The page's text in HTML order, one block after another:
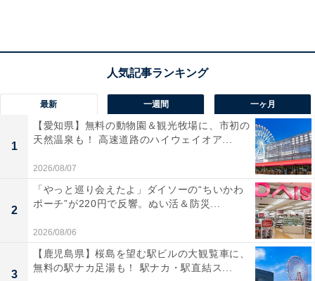
すぎず、自然に流すように描くと良いでしょう。
弓なり眉毛をいまどきの太眉にする方法
弓なりの眉ならたぶん、眉山の位置がやや中央寄りにあ
るはず。それをストレートっぽくするには（これは弓な
りの眉に限らずですが）、眉山の位置を目尻あたりにし
ます。つまり眉頭～眉山までの線を長くするのです。
最新 一週間 一ヶ月
1
【愛知県】無料の動物園＆観光牧場に、市初の
天然温泉も！ 高速道路のハイウェイオア...
2026/08/07
2
「やっと巡り会えたよ」ダイソーの“ちいかわ
ポーチ”が220円で反響。ぬい活＆防災...
2026/08/06
3
【鹿児島県】桜島を望む駅ビルの大観覧車に、
無料の駅ナカ足湯も！ 駅ナカ・駅直結ス...